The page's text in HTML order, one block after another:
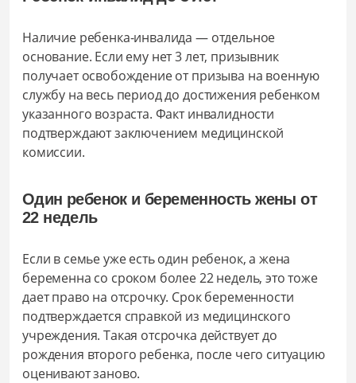
Наличие ребенка-инвалида — отдельное
основание. Если ему нет 3 лет, призывник
получает освобождение от призыва на военную
службу на весь период до достижения ребенком
указанного возраста. Факт инвалидности
подтверждают заключением медицинской
комиссии.
Один ребенок и беременность жены от
22 недель
Если в семье уже есть один ребенок, а жена
беременна со сроком более 22 недель, это тоже
дает право на отсрочку. Срок беременности
подтверждается справкой из медицинского
учреждения. Такая отсрочка действует до
рождения второго ребенка, после чего ситуацию
оценивают заново.